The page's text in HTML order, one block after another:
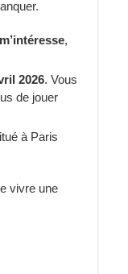
,
2026. Vous
de jouer
à Paris
vivre une